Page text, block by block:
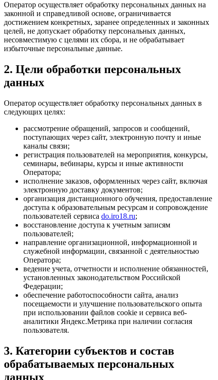
Оператор осуществляет обработку персональных данных на
законной и справедливой основе, ограничивается
достижением конкретных, заранее определенных и законных
целей, не допускает обработку персональных данных,
несовместимую с целями их сбора, и не обрабатывает
избыточные персональные данные.
2. Цели обработки персональных
данных
Оператор осуществляет обработку персональных данных в
следующих целях:
рассмотрение обращений, запросов и сообщений,
поступающих через сайт, электронную почту и иные
каналы связи;
регистрация пользователей на мероприятия, конкурсы,
семинары, вебинары, курсы и иные активности
Оператора;
исполнение заказов, оформленных через сайт, включая
электронную доставку документов;
организация дистанционного обучения, предоставление
доступа к образовательным ресурсам и сопровождение
пользователей сервиса do.iro18.ru;
восстановление доступа к учетным записям
пользователей;
направление организационной, информационной и
служебной информации, связанной с деятельностью
Оператора;
ведение учета, отчетности и исполнение обязанностей,
установленных законодательством Российской
Федерации;
обеспечение работоспособности сайта, анализ
посещаемости и улучшение пользовательского опыта
при использовании файлов cookie и сервиса веб-
аналитики Яндекс.Метрика при наличии согласия
пользователя.
3. Категории субъектов и состав
обрабатываемых персональных
данных